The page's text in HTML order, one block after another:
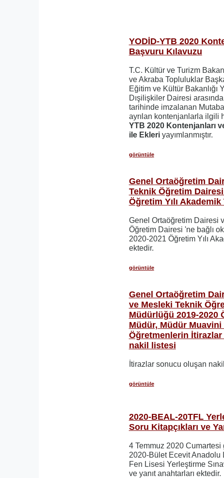
YODİD-YTB 2020
Başvuru Kılavuzu
T.C. Kültür ve Turizm
ve Akraba Topluluklar
Eğitim ve Kültür Bakanlığı
Dışilişkiler Dairesi
tarihinde imzalanan
ayrılan kontenjanlarla ilgili
YTB 2020 Kontenjanları
ile Ekleriyayımlanmıştır.
görüntüle
Genel Ortaöğretim
Teknik Öğretim
Öğretim Yılı
Genel Ortaöğretim Dairesi
Öğretim Dairesi 'ne bağlı
2020-2021 Öğretim Yılı
ektedir.
görüntüle
Genel Ortaöğretim
ve Mesleki Teknik
Müdürlüğü 2019-2020
Müdür, Müdür Muavini
Öğretmenlerin
nakil listesi
İtirazlar sonucu oluşan
görüntüle
2020-BEAL-20TFL
Soru Kitapçıkları ve
4 Temmuz 2020
2020-Bület Ecevit Anadolu
Fen Lisesi Yerleştirme
ve yanıt anahtarları ektedir.